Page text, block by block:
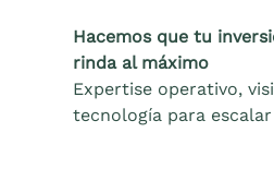
Hacemos que tu
rinda al máximo
Expertise operativo,
tecnología para